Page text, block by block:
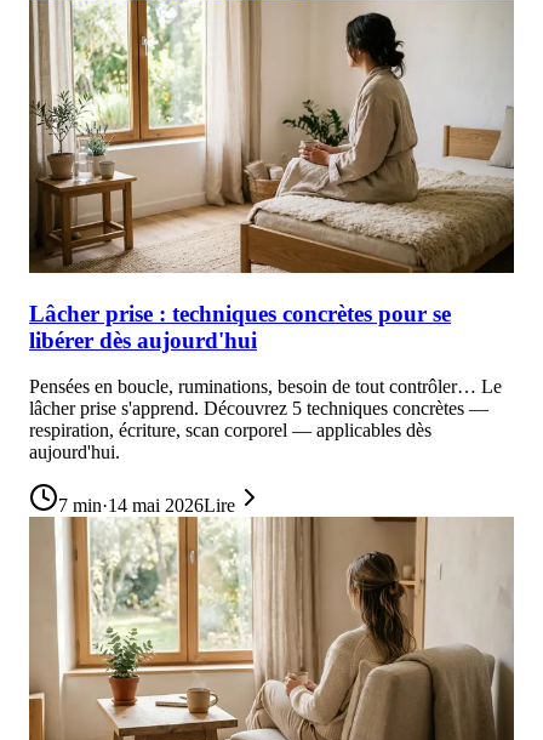
Lâcher prise : techniques concrètes pour se
libérer dès aujourd'hui
Pensées en boucle, ruminations, besoin de tout contrôler… Le
lâcher prise s'apprend. Découvrez 5 techniques concrètes —
respiration, écriture, scan corporel — applicables dès
aujourd'hui.
7 min·14 mai 2026Lire